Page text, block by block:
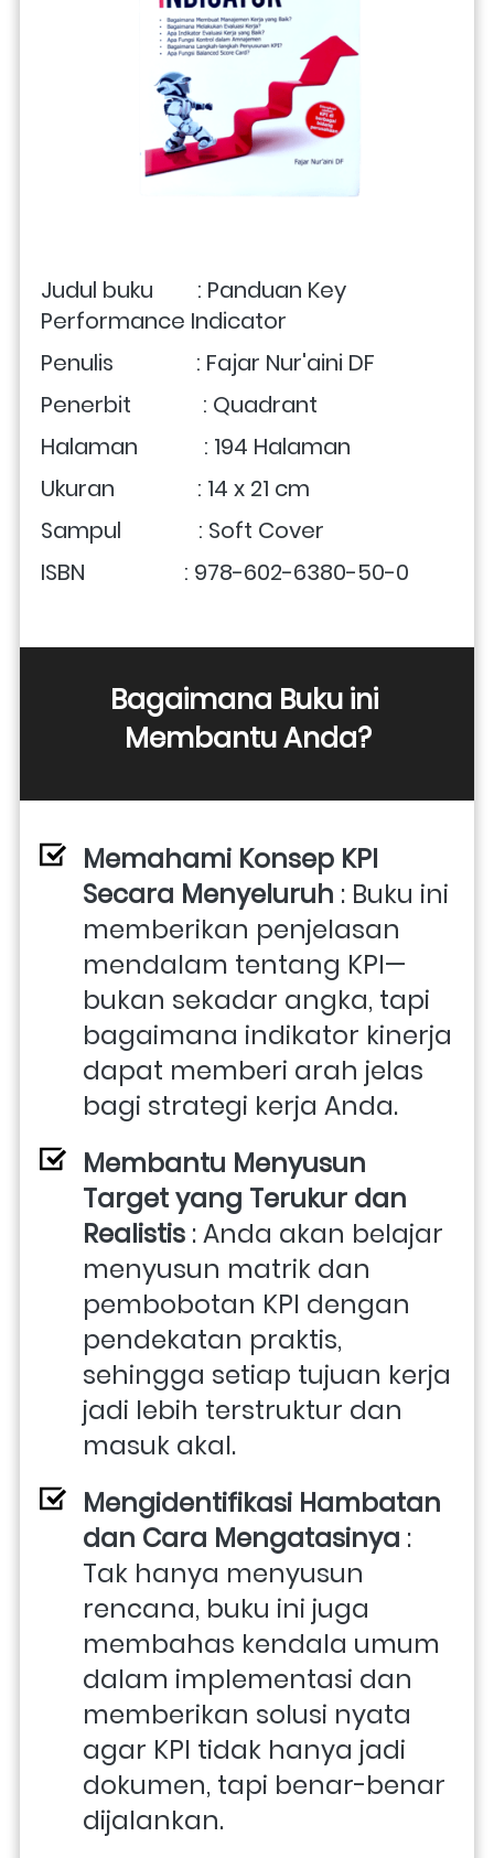
Judul buku        : Panduan Key
Performance Indicator
Penulis               : Fajar Nur'aini DF
Penerbit             : Quadrant
Halaman            : 194 Halaman
Ukuran               : 14 x 21 cm
Sampul              : Soft Cover
ISBN                  : 978-602-6380-50-0
Bagaimana Buku ini
Membantu Anda?
Memahami Konsep KPI
Secara Menyeluruh : Buku ini
memberikan penjelasan
mendalam tentang KPI—
bukan sekadar angka, tapi
bagaimana indikator kinerja
dapat memberi arah jelas
bagi strategi kerja Anda.
Membantu Menyusun
Target yang Terukur dan
Realistis : Anda akan belajar
menyusun matrik dan
pembobotan KPI dengan
pendekatan praktis,
sehingga setiap tujuan kerja
jadi lebih terstruktur dan
masuk akal.
Mengidentifikasi Hambatan
dan Cara Mengatasinya :
Tak hanya menyusun
rencana, buku ini juga
membahas kendala umum
dalam implementasi dan
memberikan solusi nyata
agar KPI tidak hanya jadi
dokumen, tapi benar-benar
dijalankan.